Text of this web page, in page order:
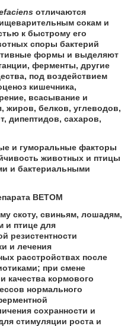
отличаются
сокам и
к быстрому его
споры бактерий
формы и выделяют
ферменты, другие
под воздействием
кишечника,
всасывание и
жиров, белков, углеводов,
дипептидов, сахаров,
и гуморальные факторы
животных и птицы
и бактериальными
ВЕТОМ
скоту, свиньям, лошадям,
и птице для
резистентности
и лечения
расстройствах после
при смене
качества кормового
нормального
сохранности и
стимуляции роста и